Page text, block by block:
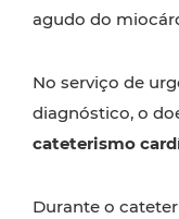
agudo do
No serviço de
diagnóstico, o
cateterismo
Durante o